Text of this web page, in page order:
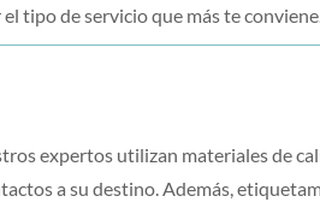
tipo de servicio que más te conviene.
expertos utilizan materiales de
a su destino. Además,